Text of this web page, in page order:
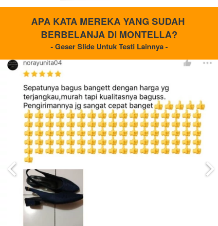
APA KATA MEREKA YANG SUDAH
BERBELANJA DI MONTELLA?
- Geser Slide Untuk Testi Lainnya -